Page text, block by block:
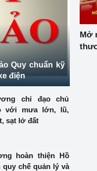
Quy chuẩn kỹ
điện
chỉ đạo chủ
với mưa lớn, lũ,
sạt lở đất
hoàn thiện Hồ
quy chế quản lý và
Mở